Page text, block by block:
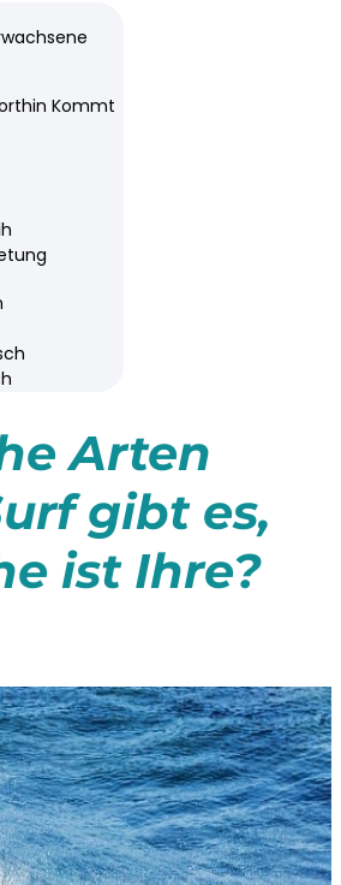
Kommt
Arten
gibt es,
ist Ihre?